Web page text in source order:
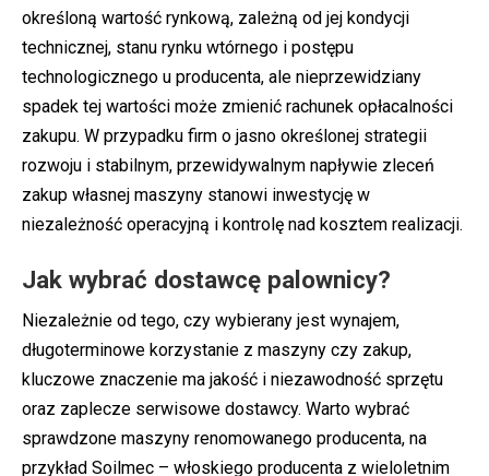
określoną wartość rynkową, zależną od jej kondycji
technicznej, stanu rynku wtórnego i postępu
technologicznego u producenta, ale nieprzewidziany
spadek tej wartości może zmienić rachunek opłacalności
zakupu. W przypadku firm o jasno określonej strategii
rozwoju i stabilnym, przewidywalnym napływie zleceń
zakup własnej maszyny stanowi inwestycję w
niezależność operacyjną i kontrolę nad kosztem realizacji.
Jak wybrać dostawcę palownicy?
Niezależnie od tego, czy wybierany jest wynajem,
długoterminowe korzystanie z maszyny czy zakup,
kluczowe znaczenie ma jakość i niezawodność sprzętu
oraz zaplecze serwisowe dostawcy. Warto wybrać
sprawdzone maszyny renomowanego producenta, na
przykład Soilmec – włoskiego producenta z wieloletnim